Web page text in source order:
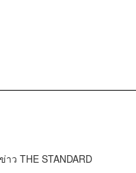
ว THE STANDARD